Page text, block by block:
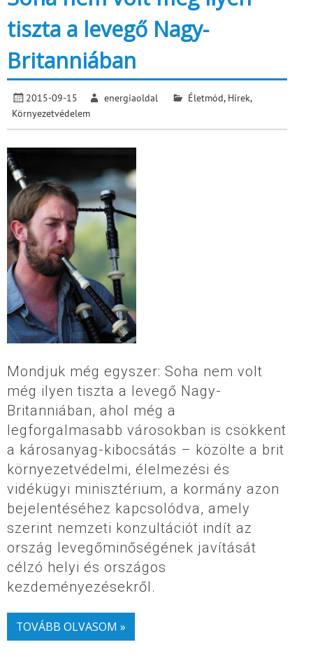
tiszta a levegő Nagy-
Britanniában
2015-09-15 energiaoldal Életmód, Hírek,
Környezetvédelem
Mondjuk még egyszer: Soha nem volt
még ilyen tiszta a levegő Nagy-
Britanniában, ahol még a
legforgalmasabb városokban is csökkent
a károsanyag-kibocsátás – közölte a brit
környezetvédelmi, élelmezési és
vidékügyi minisztérium, a kormány azon
bejelentéséhez kapcsolódva, amely
szerint nemzeti konzultációt indít az
ország levegőminőségének javítását
célzó helyi és országos
kezdeményezésekről.
TOVÁBB OLVASOM »